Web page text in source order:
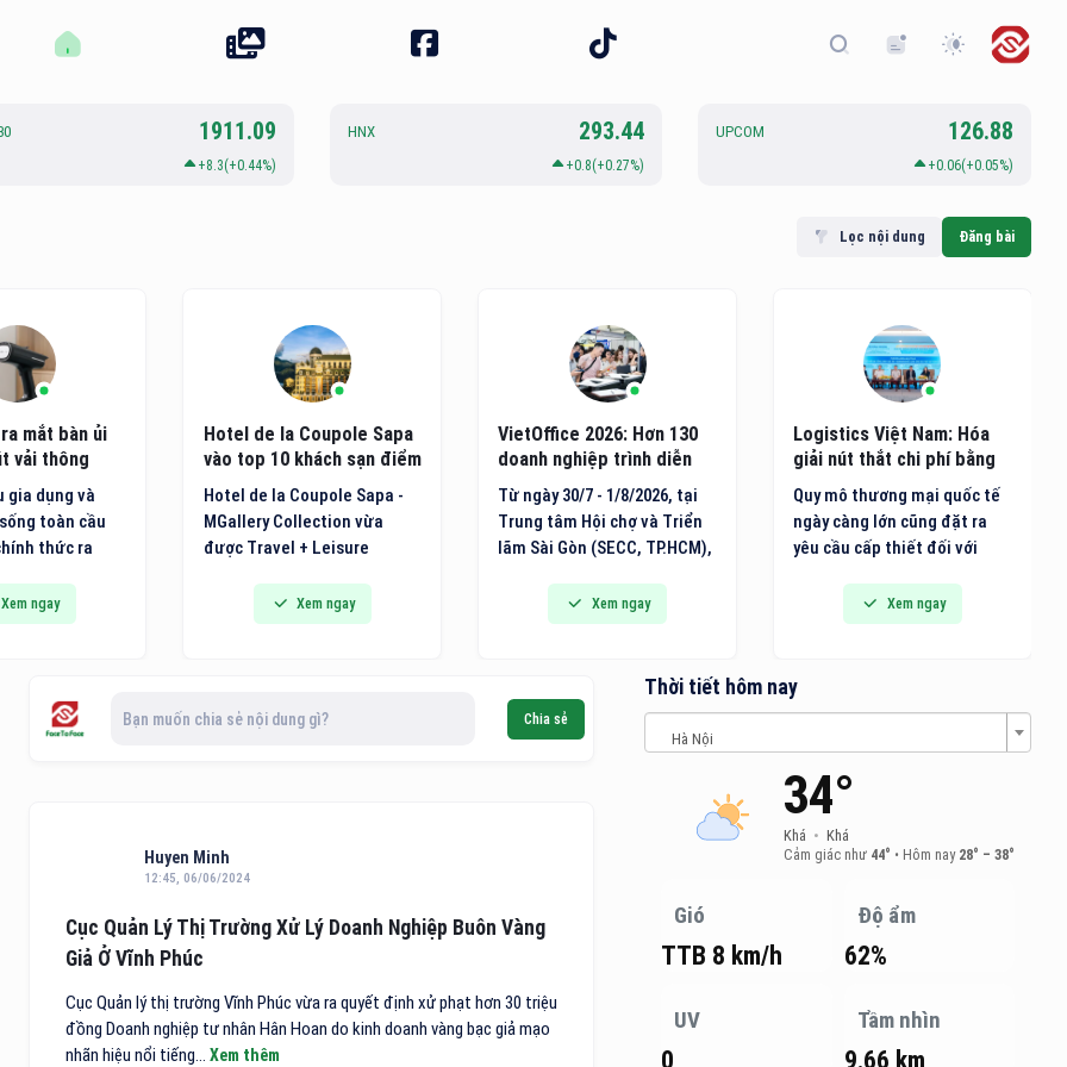
1911.09
+8.3(+0.44%)
HNX 293.44
+0.8(+0.27%)
UPCOM 126.88
+0.06(+0.05%)
Lọc nội dung Đăng bài
mắt bàn ủi
vải thông
gia dụng và
toàn cầu
thức ra
mới tích hợp
vải thông
pháp công
việc chăm
Xem ngay
Hotel de la Coupole Sapa
vào top 10 khách sạn điểm
đến nội địa hàng đầu Việt
Nam
Hotel de la Coupole Sapa -
MGallery Collection vừa
được Travel + Leisure
Á - Thái Bình Dương 2026
vinh danh trong danh sách
Xem ngay
VietOffice 2026: Hơn 130
doanh nghiệp trình diễn
công nghệ văn phòng mới
Từ ngày 30/7 - 1/8/2026, tại
Trung tâm Hội chợ và Triển
lãm Sài Gòn (SECC, TP.HCM),
pháp Văn phòng thông minh,
Thiết bị, Máy và Văn phòng
Xem ngay
Logistics Việt Nam: Hóa
giải nút thắt chi phí bằng
hạ tầng xanh và công nghệ
AI
Quy mô thương mại quốc tế
ngày càng lớn cũng đặt ra
yêu cầu cấp thiết đối với
ngành logistics của Việt
Nam. Năng lực logistics
lưu chuyển hàng hóa mà còn
quyết định khả năng thu hút
và vị thế của quốc gia trong
chuỗi cung ứng toàn cầu.
Xem ngay
Bạn muốn chia sẻ nội dung gì? Chia sẻ
Huyen Minh
12:45, 06/06/2024
Cục Quản Lý Thị Trường Xử Lý Doanh Nghiệp Buôn Vàng
Giả Ở Vĩnh Phúc
Cục Quản lý thị trường Vĩnh Phúc vừa ra quyết định xử phạt hơn 30 triệu
đồng Doanh nghiệp tư nhân Hân Hoan do kinh doanh vàng bạc giả mạo
nhãn hiệu nổi tiếng... Xem thêm
Thời tiết hôm nay
Hà Nội
34°
Khá • Khá
Cảm giác như 44° • Hôm nay 28° – 38°
Gió
TTB 8 km/h
Độ ẩm
62%
UV
0
Tầm nhìn
9.66 km